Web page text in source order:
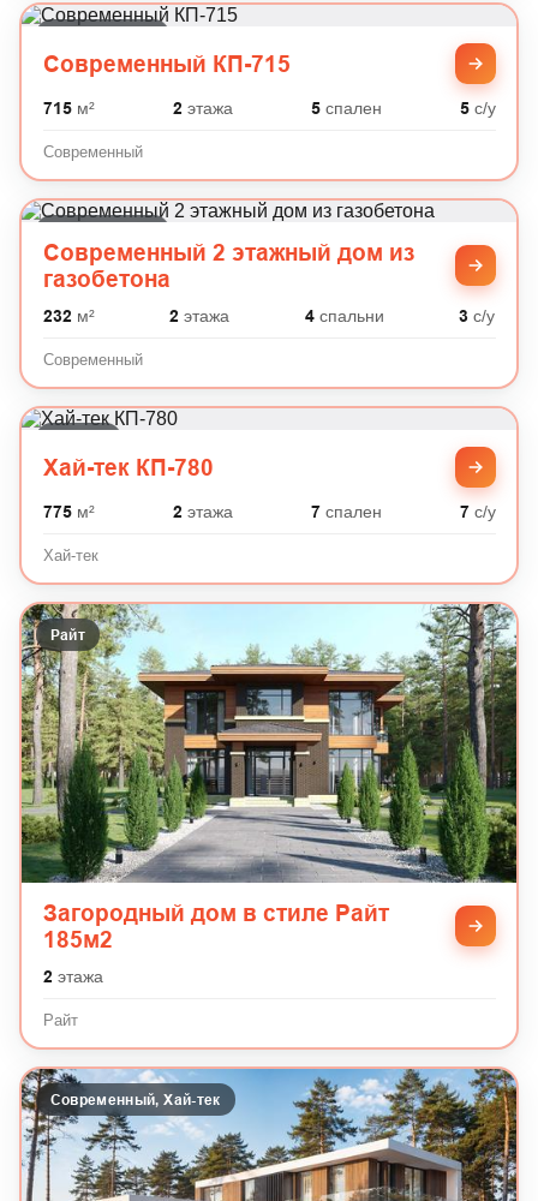
Современный КП-715
715м² 2 этажа 5спален 5с/у
Современный
Современный 2 этажный дом из
газобетона
232 м² 2 этажа 4спальни 3 с/у
Современный
Хай-тек КП-780
775м² 2 этажа 7спален 7с/у
Хай-тек
Райт
Загородный дом в стиле Райт
185м2
2 этажа
Райт
Современный, Хай-тек